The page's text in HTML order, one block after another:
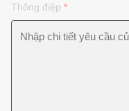
Thông điệp *